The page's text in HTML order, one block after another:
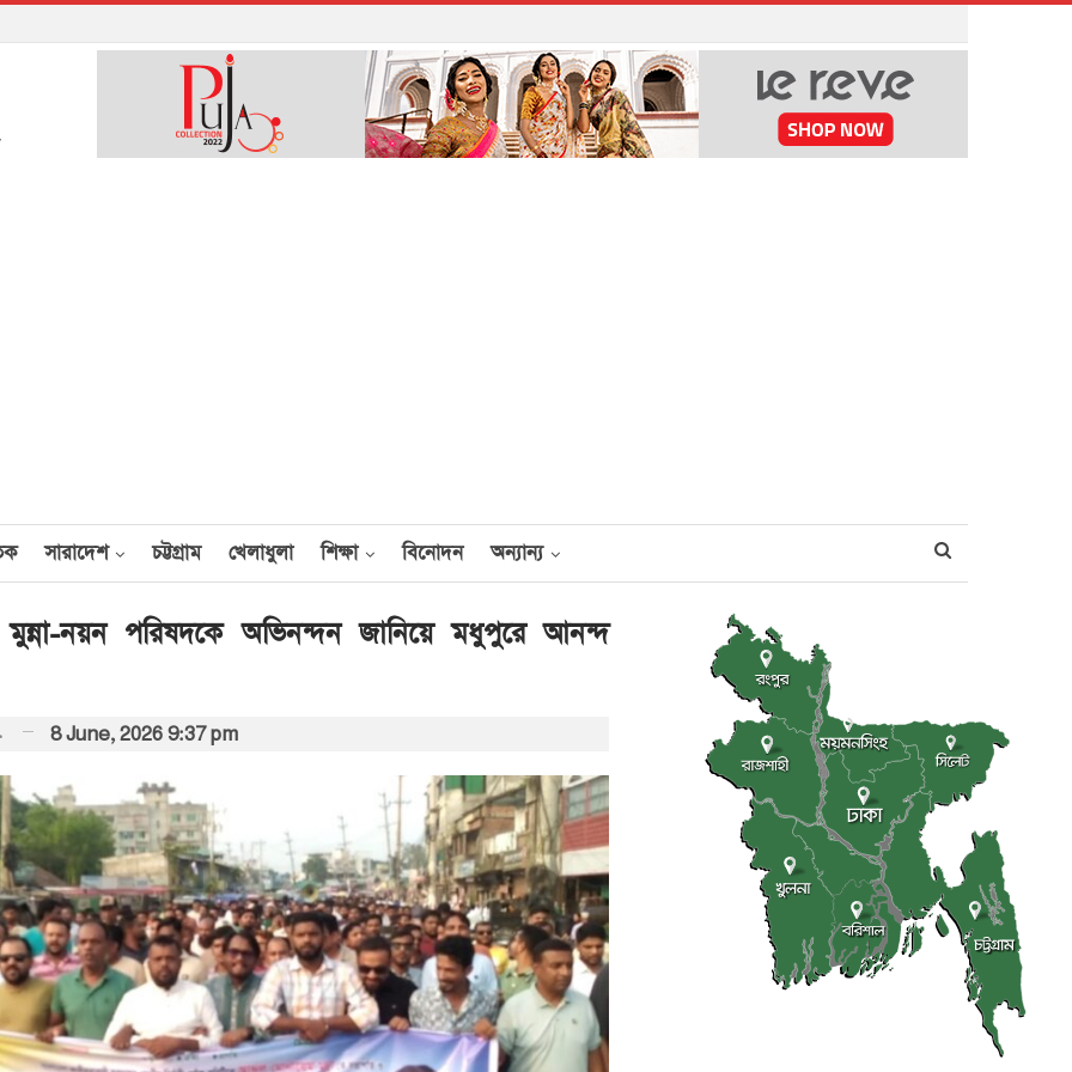
সারাদেশ চট্টগ্রাম খেলাধুলা শিক্ষা বিনোদন অন্যান্য
মুন্না-নয়ন পরিষদকে অভিনন্দন জানিয়ে মধুপুরে আনন্দ
8 June, 2026 9:37 pm
এক দিনে ৪০ হিজবুল্লাহ
ইসরায়েলের
আর্কাইভ থেকে
অন্তর্বর্তী সরকারের সময়ের
অধ্যাদেশ সংসদে উপস্থাপন
করা হবে
আর্কাইভ থেকে
প্রধানমন্ত্রীর সঙ্গে সৌদি